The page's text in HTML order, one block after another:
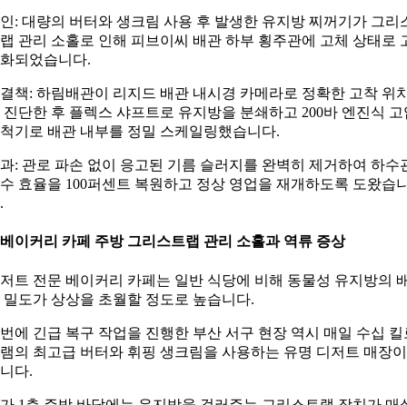
: 대량의 버터와 생크림 사용 후 발생한 유지방 찌꺼기가 그리
관리 소홀로 인해 피브이씨 배관 하부 횡주관에 고체 상태로
되었습니다.
책: 하림배관이 리지드 배관 내시경 카메라로 정확한 고착 위
진단한 후 플렉스 샤프트로 유지방을 분쇄하고 200바 엔진식 고
기로 배관 내부를 정밀 스케일링했습니다.
: 관로 파손 없이 응고된 기름 슬러지를 완벽히 제거하여 하수
효율을 100퍼센트 복원하고 정상 영업을 재개하도록 도왔습
이커리 카페 주방 그리스트랩 관리 소홀과 역류 증상
트 전문 베이커리 카페는 일반 식당에 비해 동물성 유지방의
밀도가 상상을 초월할 정도로 높습니다.
에 긴급 복구 작업을 진행한 부산 서구 현장 역시 매일 수십 킬
의 최고급 버터와 휘핑 생크림을 사용하는 유명 디저트 매장
다.